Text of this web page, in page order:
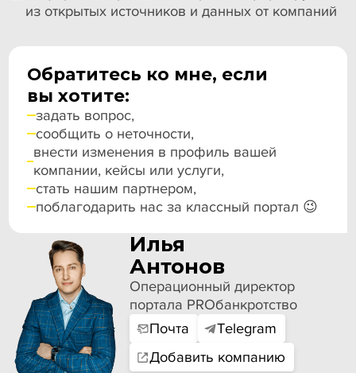
из открытых источников и данных от компаний
Обратитесь ко мне, если
вы хотите:
задать вопрос,
сообщить о неточности,
внести изменения в профиль вашей
компании, кейсы или услуги,
стать нашим партнером,
поблагодарить нас за классный портал 😉
Илья
Антонов
Операционный директор
портала PROбанкротство
Почта
Telegram
Добавить компанию